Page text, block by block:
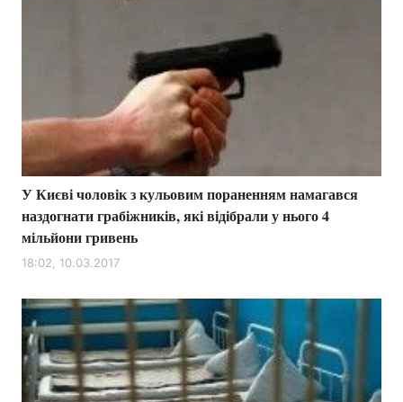
У Києві чоловік з кульовим пораненням намагався
наздогнати грабіжників, які відібрали у нього 4
мільйони гривень
18:02, 10.03.2017